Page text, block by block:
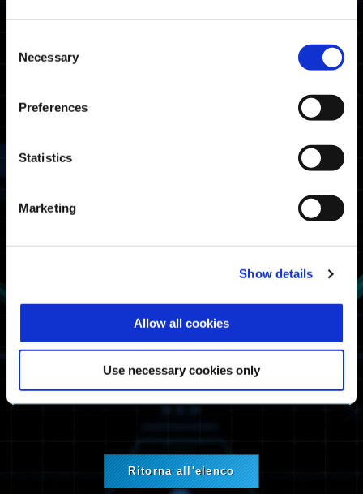
Selection
Necessary
Preferences
Statistics
Marketing
Show details
Allow all cookies
Use necessary cookies only
03/31 2024 20:00 PDT ～ 04/01 2024 02:00
Piattaforme coinvolte
Xbox Series X|S
Xbox One
PlayStation®5
PlayStation®4
Informazioni sulla manutenzione
Manutenzione di servizio della rete.
Ci scusiamo per qualsiasi inconveniente e vi
collaborazione.
Ritorna all'elenco